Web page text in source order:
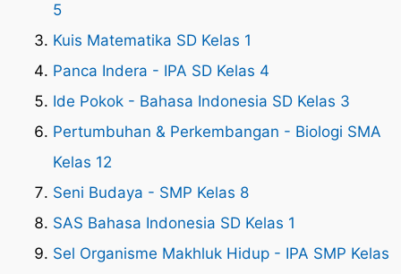
5
Kuis Matematika SD Kelas 1
Panca Indera - IPA SD Kelas 4
Ide Pokok - Bahasa Indonesia SD Kelas 3
Pertumbuhan & Perkembangan - Biologi SMA
Kelas 12
Seni Budaya - SMP Kelas 8
SAS Bahasa Indonesia SD Kelas 1
Sel Organisme Makhluk Hidup - IPA SMP Kelas